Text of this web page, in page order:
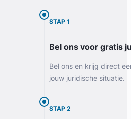
STAP 1
Bel ons voor gratis
Bel ons en krijg direct
jouw juridische situatie.
STAP 2